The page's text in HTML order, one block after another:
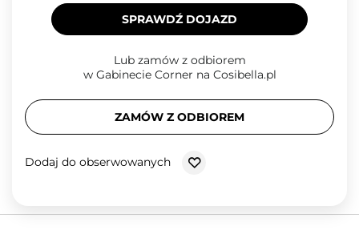
SPRAWDŹ DOJAZD
Lub zamów z odbiorem
w Gabinecie Corner na Cosibella.pl
ZAMÓW Z ODBIOREM
Dodaj do obserwowanych